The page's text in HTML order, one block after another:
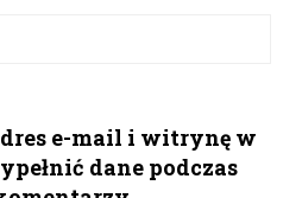
e-mail i witrynę w
dane podczas